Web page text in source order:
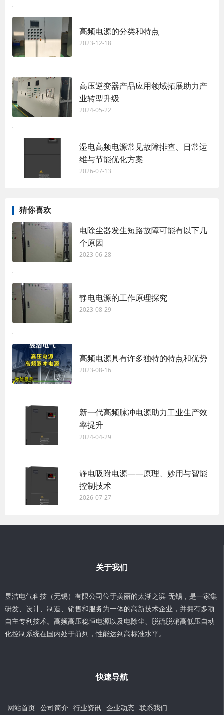
高频电源的分类和特点
2023-12-18
高压逆变器产品应用领域拓展助力产
业转型升级
2024-05-22
湿电高频电源常见故障排查、日常运
维与节能优化方案
2026-07-13
猜你喜欢
电除尘器发生短路故障可能有以下几
个原因
2023-06-28
静电电源的工作原理探究
2023-08-29
高频电源具有许多独特的特点和优势
2023-08-16
新一代高频脉冲电源助力工业生产效
率提升
2024-04-29
静电吸附电源——原理、妙用与智能
控制技术
2026-07-27
关于我们
昱洁电气科技（无锡）有限公司位于美丽的太湖之滨-无锡，是一家集
研发、设计、制造、销售和服务为一体的高新技术企业，并拥有多项
自主专利技术。高频高压稳恒电源以及电除尘、脱硫脱硝高低压自动
化控制系统在国内处于前列，性能达到高标准水平。
快速导航
网站首页 公司简介 行业资讯 企业动态 联系我们